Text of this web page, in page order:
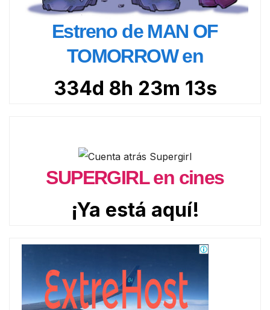
Estreno de MAN OF
TOMORROW en
334d 8h 23m 12s
SUPERGIRL en cines
¡Ya está aquí!